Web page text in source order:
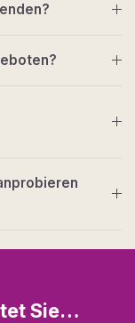
Sie…